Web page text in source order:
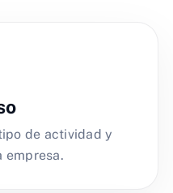
de actividad y
empresa.